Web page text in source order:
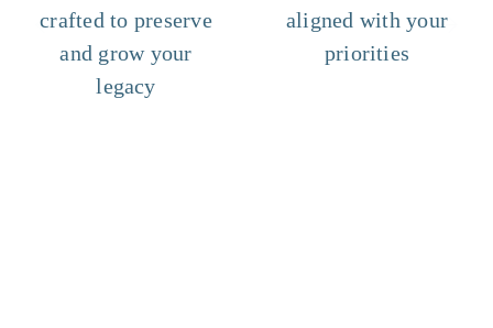
crafted to preserve
and grow your
legacy
aligned with your
priorities